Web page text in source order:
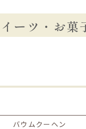
ーツ・お菓
バウムクーヘン